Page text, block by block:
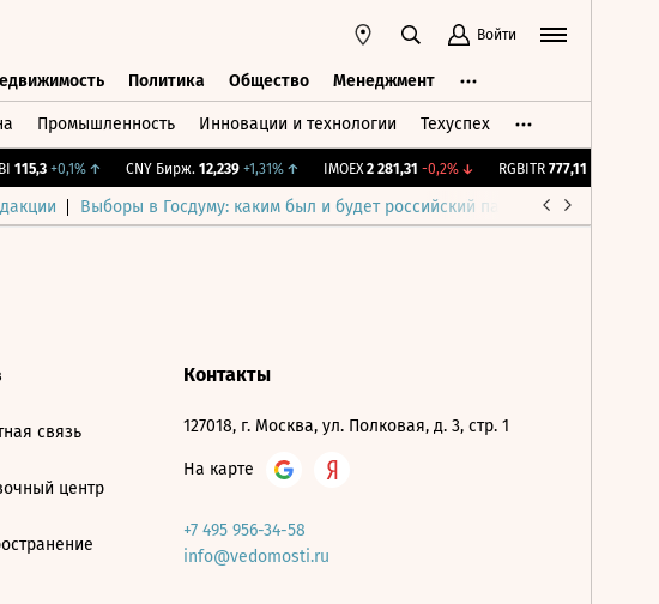
Войти
Политика Общество Менеджмент
Промышленность Инновации и технологии Техуспех
115,3 +0,1%↑ CNY Бирж. 12,239 +1,31%↑ IMOEX 2 281,31 -0,2%↓ RGBITR 777,11 +0,2%
Выборы в Госдуму: каким был и будет российский парламент
связь
центр
Контакты
127018, г. Москва, ул. Полковая, д. 3, стр. 1
На карте
+7 495 956-34-58
info@vedomosti.ru